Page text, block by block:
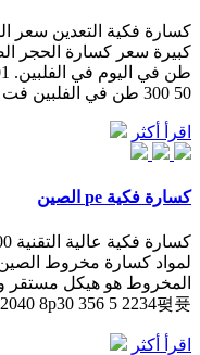
كسارة فكية التعدين سعر
50 300 طن في الفلبين فت ...
اقرأ أكثر
كسارة فكية pe الصين
لمواد كسارة مخروط الصين
8p30 356 5 2234폊퓻
اقرأ أكثر